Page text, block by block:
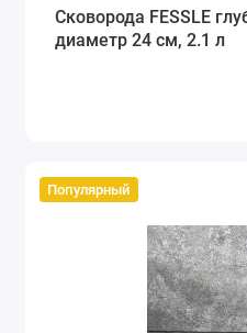
Сковорода FESSLE
диаметр 24 см, 2.1 л
Популярный